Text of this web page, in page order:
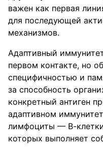
важен как первая
для последующей
механизмов.
Адаптивный
первом контакте, но
специфичностью и
за способность
конкретный антиген
адаптивном
лимфоциты — В-
которых выполняет